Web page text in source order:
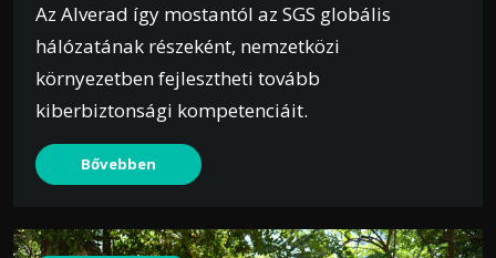
Az Alverad így mostantól az SGS globális
hálózatának részeként, nemzetközi
környezetben fejlesztheti tovább
kiberbiztonsági kompetenciáit.
Bővebben